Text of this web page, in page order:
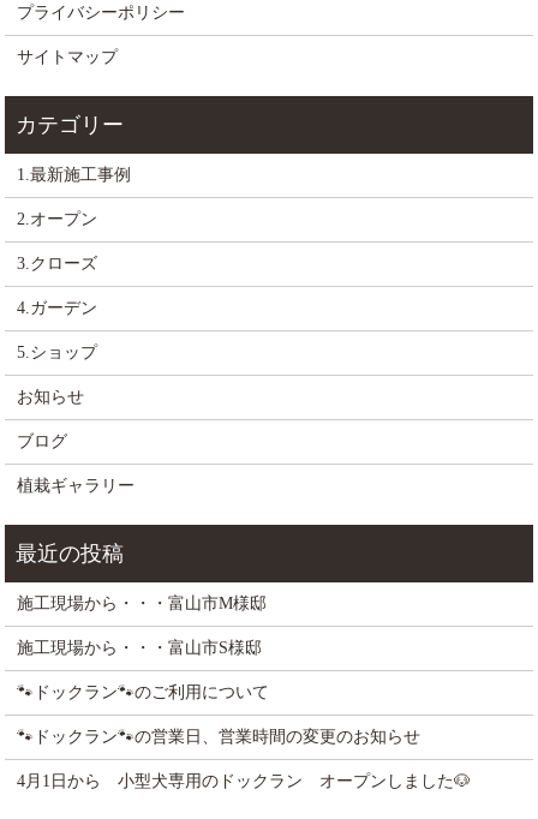
プライバシーポリシー
サイトマップ
1.最新施工事例
2.オープン
3.クローズ
4.ガーデン
5.ショップ
お知らせ
ブログ
植栽ギャラリー
施工現場から・・・富山市M様邸
施工現場から・・・富山市S様邸
🐾ドックラン🐾のご利用について
🐾ドックラン🐾の営業日、営業時間の変更のお知らせ
4月1日から 小型犬専用のドックラン オープンしました🐶